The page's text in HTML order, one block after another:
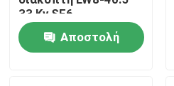
Προϊόντα
33 Kv SF6
Αποστολή